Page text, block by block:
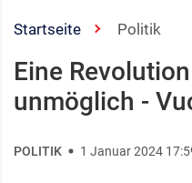
Startseite Politik
Eine
unmöglich -
POLITIK 1 Januar 2024